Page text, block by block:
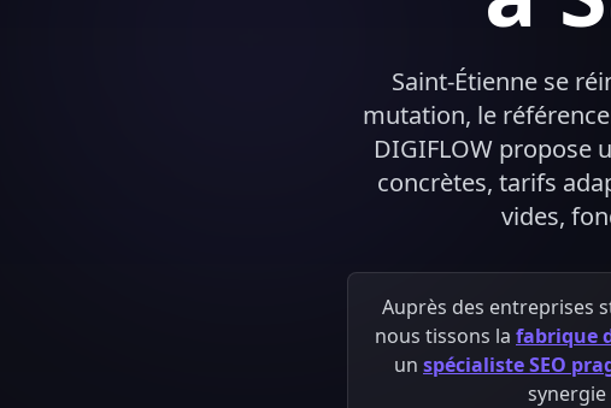
Saint-Étienne se
mutation, le
DIGIFLOW propose
concrètes, tarifs
vides,
Auprès des entreprises
nous tissons la fabrique
un spécialiste SEO